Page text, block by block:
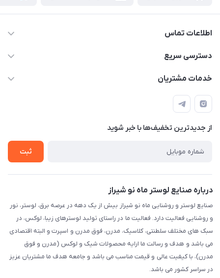
اطلاعات تماس
09171115348
طبقه همکف واحد 131
دسترسی سریع
مجله فروشگاه
درباره ما
تماس با ما
خدمات مشتریان
قوانین و مقررات
حریم خصوصی
راهنما
از جدید‌ترین تخفیف‌ها با‌ خبر شوید
ثبت
درباره صنایع لوستر ماه نو شیراز
صنایع لوستر و روشنایی ماه نو شیراز بیش از یک دهه در عرصه برق، لوستر، نور
و روشنایی فعالیت دارد. فعالیت ما در راستای تولید لوسترهای زیبا، لوکس، در
سبک های مختلف سلطنتی، کلاسیک، مدرن، فوق مدرن و اسپرت و البته اقتصادی
می باشد و هدف و رسالت ما ارایه محصولات شیک و لوکس (مدرن و فوق
مدرن)، با کیفیت عالی و قیمت مناسب می باشد و جامعه هدف ما مشتریان عزیز
در سراسر کشور می باشد.